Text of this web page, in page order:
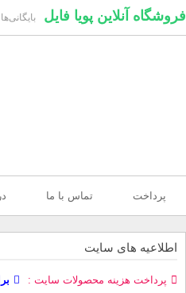
فروشگاه آنلاین پویا فایل
پرداخت تماس با ما
اطلاعیه های سایت
پرداخت هزینه محصولات سایت